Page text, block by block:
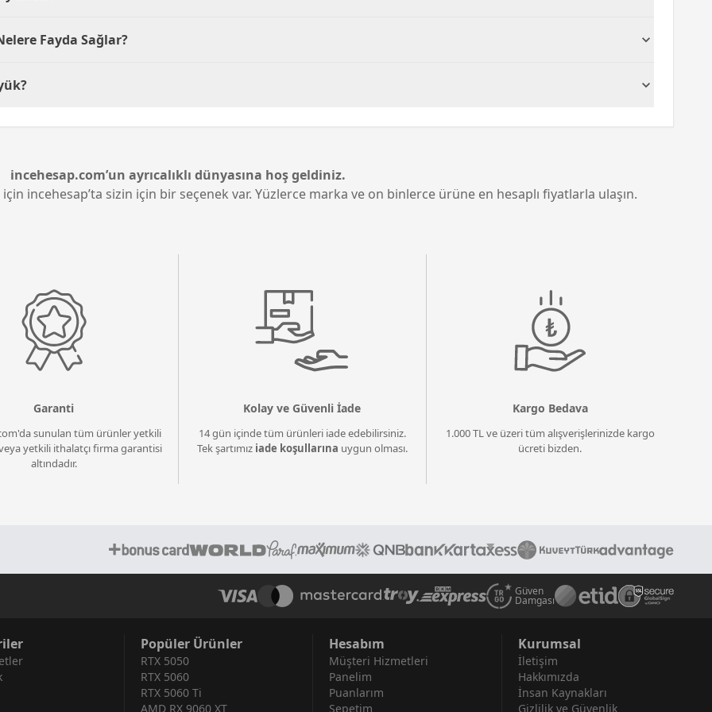
Fayda Sağlar?
yardımcı olur.
incehesap.com’un ayrıcalıklı dünyasına hoş geldiniz.
incehesap’ta sizin için bir seçenek var. Yüzlerce marka ve on binlerce ürüne en hesaplı fiyatlarla ulaşın.
Garanti
sunulan tüm ürünler yetkili
yetkili ithalatçı firma garantisi
altındadır.
Kolay ve Güvenli İade
14 gün içinde tüm ürünleri iade edebilirsiniz.
Tek şartımız iade koşullarına uygun olması.
Kargo Bedava
1.000 TL ve üzeri tüm alışverişlerinizde kargo
ücreti bizden.
Güven
Damgası
Popüler Ürünler
RTX 5050
RTX 5060
RTX 5060 Ti
AMD RX 9060 XT
Hesabım
Müşteri Hizmetleri
Panelim
Puanlarım
Sepetim
Kurumsal
İletişim
Hakkımızda
İnsan Kaynakları
Gizlilik ve Güvenlik